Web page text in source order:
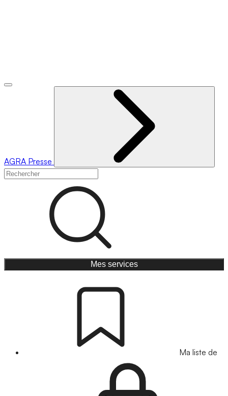
AGRA Presse
Mes services
Ma liste de